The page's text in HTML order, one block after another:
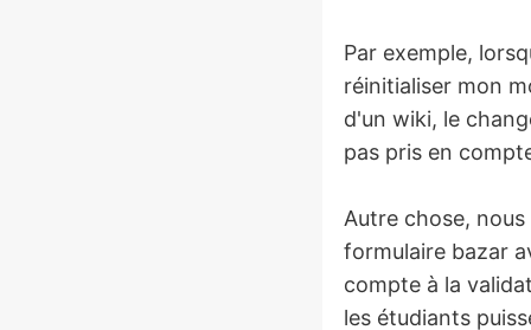
Par exemple,
réinitialiser mon
d'un wiki, le
pas pris en
Autre chose,
formulaire bazar
compte à la
les étudiants